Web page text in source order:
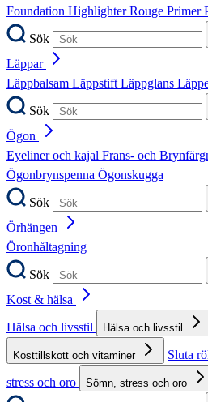
Foundation HighlighterRouge Primer
Sök
Läppar
Läppbalsam LäppstiftLäppglans
Sök
Ögon
Eyeliner och kajal Frans- och
Ögonbrynspenna Ögonskugga
Sök
Örhängen
Öronhåltagning
Sök
Kost & hälsa
Hälsa och livsstil
Hälsa och livsstil
Kosttillskott och vitaminer Sluta
stress och oro
Sömn, stress och oro